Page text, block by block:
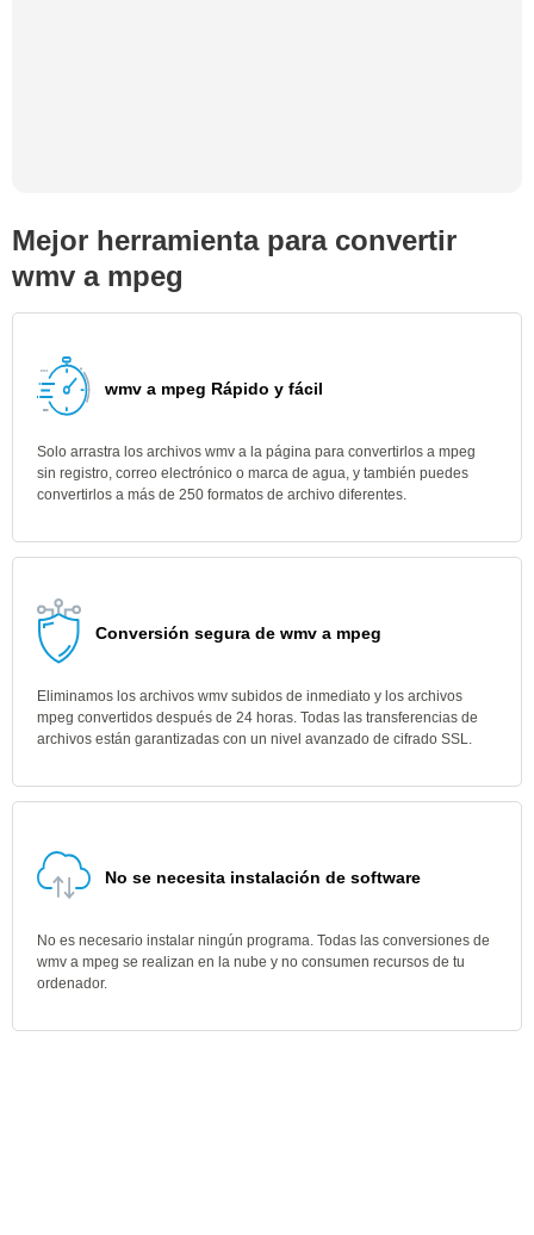
Mejor herramienta para convertir
wmv a mpeg
wmv a mpeg Rápido y fácil
Solo arrastra los archivos wmv a la página para convertirlos a mpeg
sin registro, correo electrónico o marca de agua, y también puedes
convertirlos a más de 250 formatos de archivo diferentes.
Conversión segura de wmv a mpeg
Eliminamos los archivos wmv subidos de inmediato y los archivos
mpeg convertidos después de 24 horas. Todas las transferencias de
archivos están garantizadas con un nivel avanzado de cifrado SSL.
No se necesita instalación de software
No es necesario instalar ningún programa. Todas las conversiones de
wmv a mpeg se realizan en la nube y no consumen recursos de tu
ordenador.